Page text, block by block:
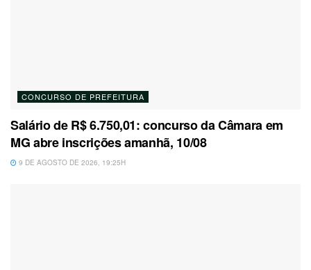
CONCURSO DE PREFEITURA
Salário de R$ 6.750,01: concurso da Câmara em
MG abre inscrições amanhã, 10/08
9 DE AGOSTO DE 2026, 19:25H